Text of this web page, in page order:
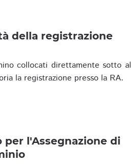
della registrazione
collocati direttamente sotto al
la registrazione presso la RA.
per l'Assegnazione di